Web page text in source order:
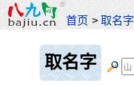
首页 >取名字
取名字